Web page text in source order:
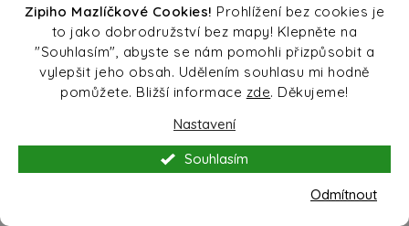
Zipiho Mazlíčkové Cookies! Prohlížení bez cookies je
to jako dobrodružství bez mapy! Klepněte na
"Souhlasím", abyste se nám pomohli přizpůsobit a
vylepšit jeho obsah. Udělením souhlasu mi hodně
pomůžete. Bližší informace zde. Děkujeme!
Nastavení
Odmítnout
Souhlasím
Harper and Bone
Harrison Pet Product Inc.
HASBRO
Hausbrandt
Healthy